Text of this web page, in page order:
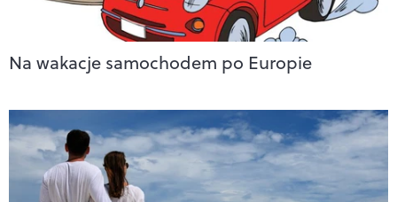
Na wakacje samochodem po Europie